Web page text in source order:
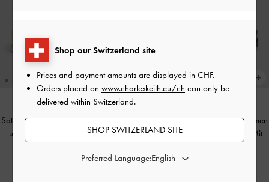
Satin-Sandalen mit Crossover-Riemen
und Blumenstickerei
Kreideweiß
CHF69.00
Satin-Sandalen mit Crossover-Riemen
und Blumenstickerei
Schwarz Mit
Shop our Switzerland site
Prices and payment amounts are displayed in CHF.
Orders placed on www.charleskeith.eu/ch can only be
delivered within Switzerland.
SHOP SWITZERLAND SITE
Preferred Language: